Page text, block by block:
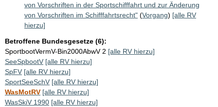
von Vorschriften in der Sportschifffahrt und zur Änderung
von Vorschriften im Schifffahrtsrecht" (Vorgang) [alle RV
hierzu]
Betroffene Bundesgesetze (6):
SportbootVermV-Bin2000AbwV 2 [alle RV hierzu]
SeeSpbootV [alle RV hierzu]
SpFV [alle RV hierzu]
SportSeeSchV [alle RV hierzu]
WasMotRV [alle RV hierzu]
WasSkiV 1990 [alle RV hierzu]